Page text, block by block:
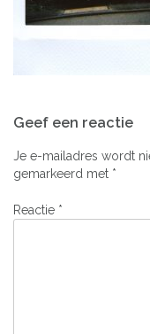
navigatie
Geef een reactie
Je e-mailadres wordt
gemarkeerd met *
Reactie *